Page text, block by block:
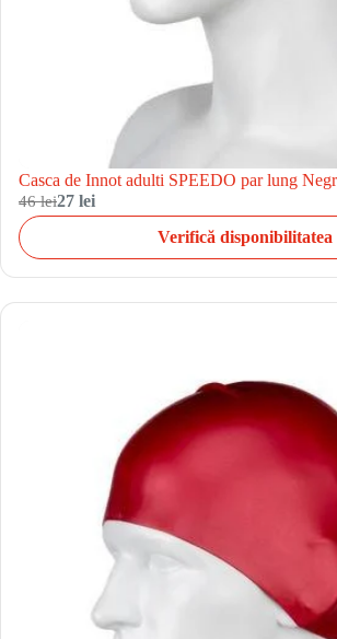
Casca de Innot adulti SPEEDO par lung
46 lei27 lei
Verifică disponibilitatea